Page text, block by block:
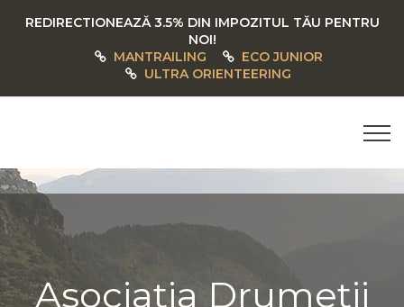
REDIRECTIONEAZĂ 3.5% DIN IMPOZITUL TĂU PENTRU
NOI!
MANTRAILING
ECO JUNIOR
ULTRA ORIENTEERING
Asociatia Drumetii